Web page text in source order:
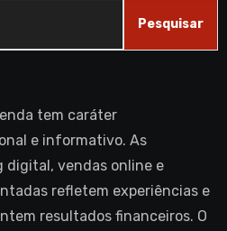
Pesquisar
tem caráter
e informativo. As
digital, vendas online e
refletem experiências e
resultados financeiros. O